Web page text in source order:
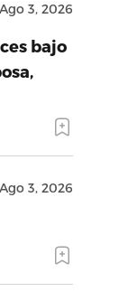
Ago 3, 2026
bajo
Ago 3, 2026